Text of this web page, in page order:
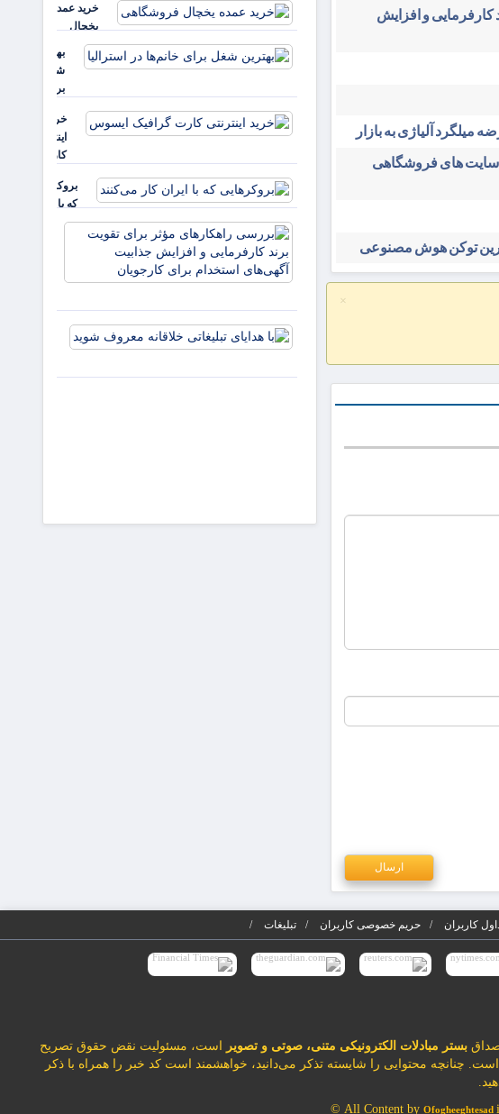
کارفرمایی و افزایش
میلگرد آلیاژی به بازار
سایت های فروشگاهی
توکن هوش مصنوعی
×
خرید عمده
یخچال
فروشگاهی
بهترین
شغل
برای
در
استرالیا
خرید
اینترنتی
کارت
ایسوس
بروکرهایی‌
که با ایران
کار می‌کنند
کاربران حریم خصوصی کاربران تبلیغات
بستر مبادلات الکترونیکی متنی، صوتی و تصویر
است، مسئولیت نقض حقوق تصریح
چنانچه محتوایی را شایسته تذکر می‌دانید، خواهشمند است کد خبر را همراه با ذکر
All Content by Ofogheeghtesad